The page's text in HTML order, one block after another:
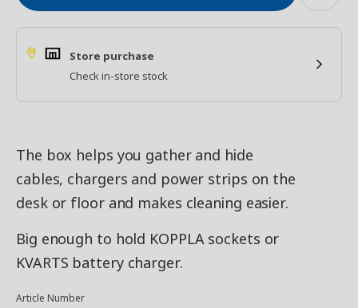
Store purchase
Check in-store stock
The box helps you gather and hide
cables, chargers and power strips on the
desk or floor and makes cleaning easier.
Big enough to hold KOPPLA sockets or
KVARTS battery charger.
Article Number